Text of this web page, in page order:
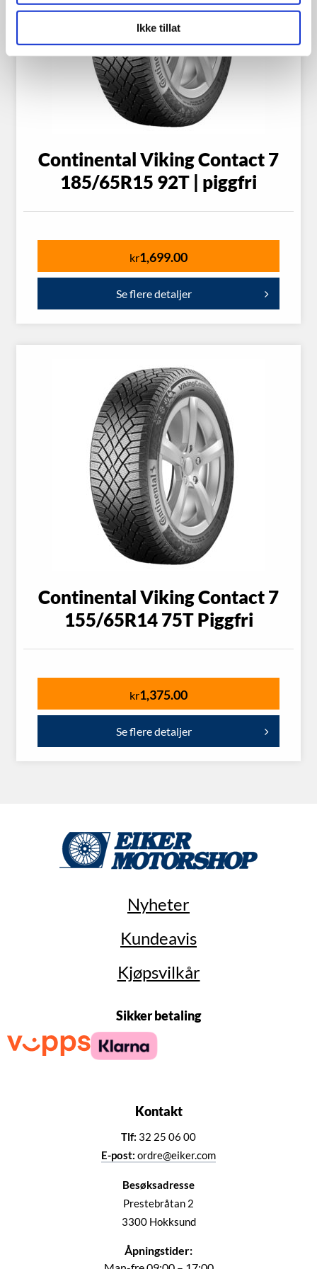
Ikke tillat
Continental Viking Contact 7
185/65R15 92T | piggfri
kr1,699.00
Se flere detaljer
Continental Viking Contact 7
155/65R14 75T Piggfri
kr1,375.00
Se flere detaljer
Nyheter
Kundeavis
Kjøpsvilkår
Sikker betaling
Kontakt
Tlf: 32 25 06 00
E-post: ordre@eiker.com
Besøksadresse
Prestebråtan 2
3300 Hokksund
Åpningstider: